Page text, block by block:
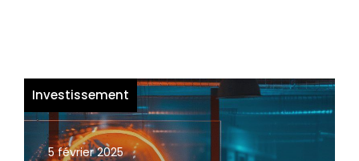
Investissement
5 février 2025